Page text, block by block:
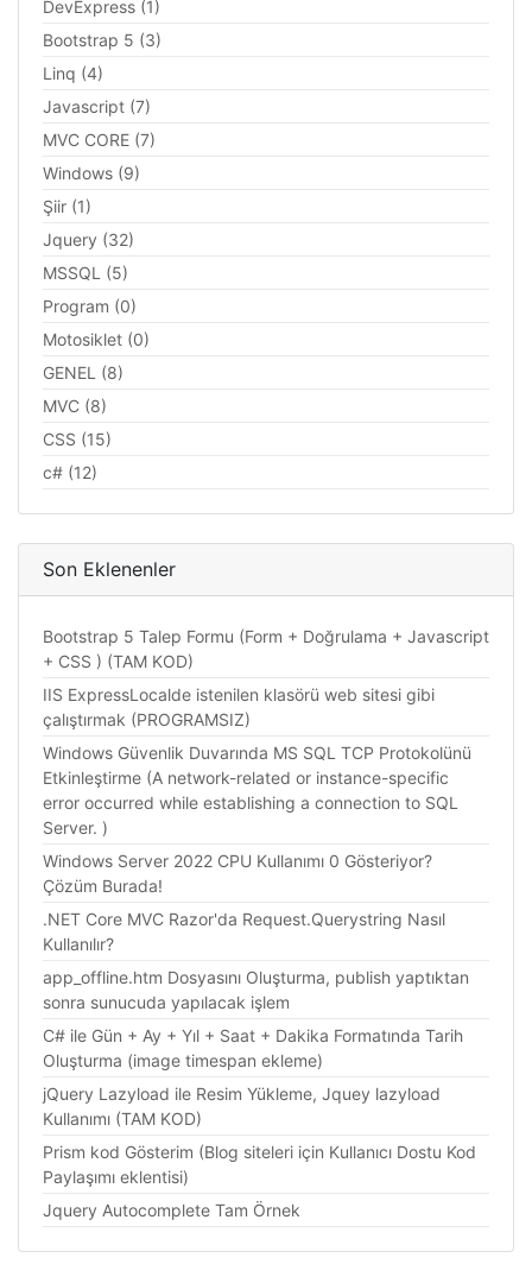
DevExpress (1)
Bootstrap 5 (3)
Linq (4)
Javascript (7)
MVC CORE (7)
Windows (9)
Şiir (1)
Jquery (32)
MSSQL (5)
Program (0)
Motosiklet (0)
GENEL (8)
MVC (8)
CSS (15)
c# (12)
Son Eklenenler
Bootstrap 5 Talep Formu (Form + Doğrulama + Javascript
+ CSS ) (TAM KOD)
IIS ExpressLocalde istenilen klasörü web sitesi gibi
çalıştırmak (PROGRAMSIZ)
Windows Güvenlik Duvarında MS SQL TCP Protokolünü
Etkinleştirme (A network-related or instance-specific
error occurred while establishing a connection to SQL
Server. )
Windows Server 2022 CPU Kullanımı 0 Gösteriyor?
Çözüm Burada!
.NET Core MVC Razor'da Request.Querystring Nasıl
Kullanılır?
app_offline.htm Dosyasını Oluşturma, publish yaptıktan
sonra sunucuda yapılacak işlem
C# ile Gün + Ay + Yıl + Saat + Dakika Formatında Tarih
Oluşturma (image timespan ekleme)
jQuery Lazyload ile Resim Yükleme, Jquey lazyload
Kullanımı (TAM KOD)
Prism kod Gösterim (Blog siteleri için Kullanıcı Dostu Kod
Paylaşımı eklentisi)
Jquery Autocomplete Tam Örnek